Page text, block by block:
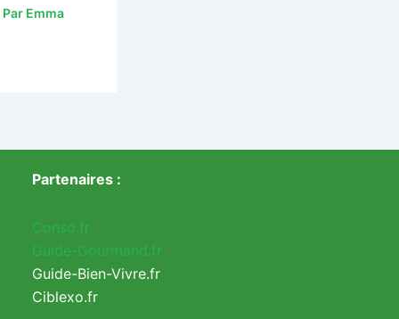
Emma
Partenaires :
Conso.fr
Guide-Gourmand.fr
Guide-Bien-Vivre.fr
Ciblexo.fr